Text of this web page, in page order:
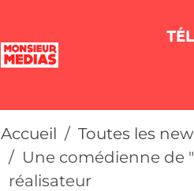
Accueil
Toutes les
Une comédienne de
réalisateur